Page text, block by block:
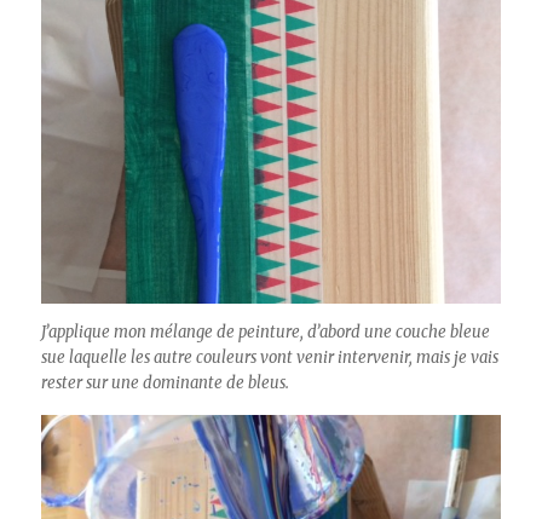
J’applique mon mélange de peinture, d’abord une couche bleue
sue laquelle les autre couleurs vont venir intervenir, mais je vais
rester sur une dominante de bleus.